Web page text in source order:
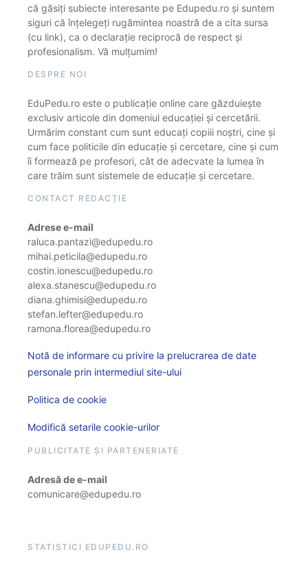
că găsiți subiecte interesante pe Edupedu.ro și suntem
siguri că înțelegeți rugămintea noastră de a cita sursa
(cu link), ca o declarație reciprocă de respect și
profesionalism. Vă mulțumim!
DESPRE NOI
EduPedu.ro este o publicație online care găzduiește
exclusiv articole din domeniul educației și cercetării.
Urmărim constant cum sunt educați copiii noștri, cine și
cum face politicile din educație și cercetare, cine și cum
îi formează pe profesori, cât de adecvate la lumea în
care trăim sunt sistemele de educație și cercetare.
CONTACT REDACȚIE
Adrese e-mail
raluca.pantazi@edupedu.ro
mihai.peticila@edupedu.ro
costin.ionescu@edupedu.ro
alexa.stanescu@edupedu.ro
diana.ghimisi@edupedu.ro
stefan.lefter@edupedu.ro
ramona.florea@edupedu.ro
Notă de informare cu privire la prelucrarea de date
personale prin intermediul site-ului
Politica de cookie
Modifică setarile cookie-urilor
PUBLICITATE ȘI PARTENERIATE
Adresă de e-mail
comunicare@edupedu.ro
STATISTICI EDUPEDU.RO